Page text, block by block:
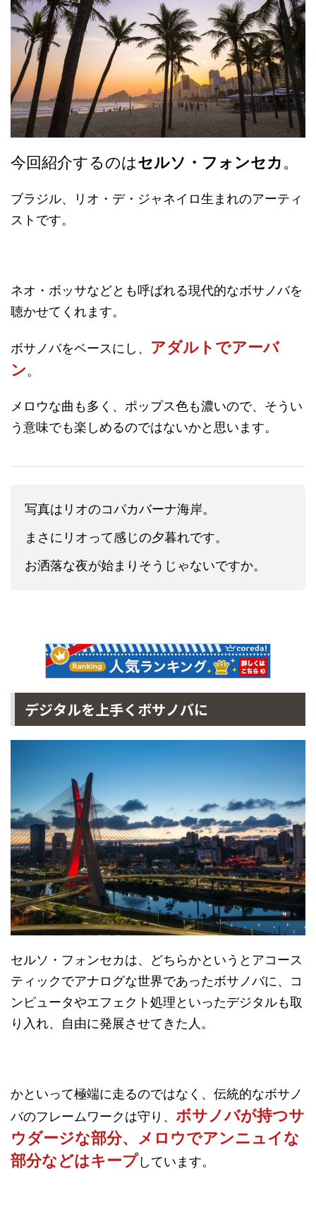
今回紹介するのはセルソ・フォンセカ。
ブラジル、リオ・デ・ジャネイロ生まれのアーティ
ストです。
ネオ・ボッサなどとも呼ばれる現代的なボサノバを
聴かせてくれます。
ボサノバをベースにし、 アダルトでアーバ
ン。
メロウな曲も多く、ポップス色も濃いので、そうい
う意味でも楽しめるのではないかと思います。
写真はリオのコパカバーナ海岸。
まさにリオって感じの夕暮れです。
お洒落な夜が始まりそうじゃないですか。
デジタルを上手くボサノバに
セルソ・フォンセカは、どちらかというとアコース
ティックでアナログな世界であったボサノバに、コ
ンピュータやエフェクト処理といったデジタルも取
り入れ、自由に発展させてきた人。
かといって極端に走るのではなく、伝統的なボサノ
バのフレームワークは守り、 ボサノバが持つサ
ウダージな部分、メロウでアンニュイな
部分などはキープしています。